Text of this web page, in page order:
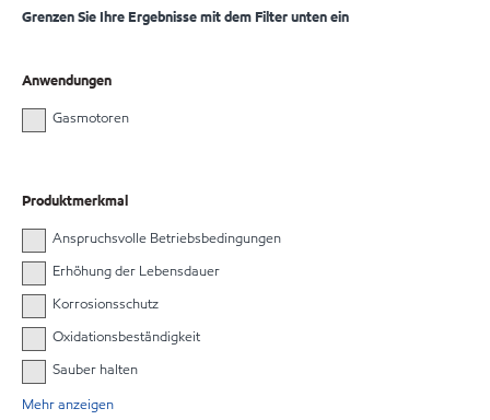
Grenzen Sie Ihre Ergebnisse mit dem Filter unten ein
Anwendungen
Gasmotoren
Produktmerkmal
Anspruchsvolle Betriebsbedingungen
Erhöhung der Lebensdauer
Korrosionsschutz
Oxidationsbeständigkeit
Sauber halten
Mehr anzeigen